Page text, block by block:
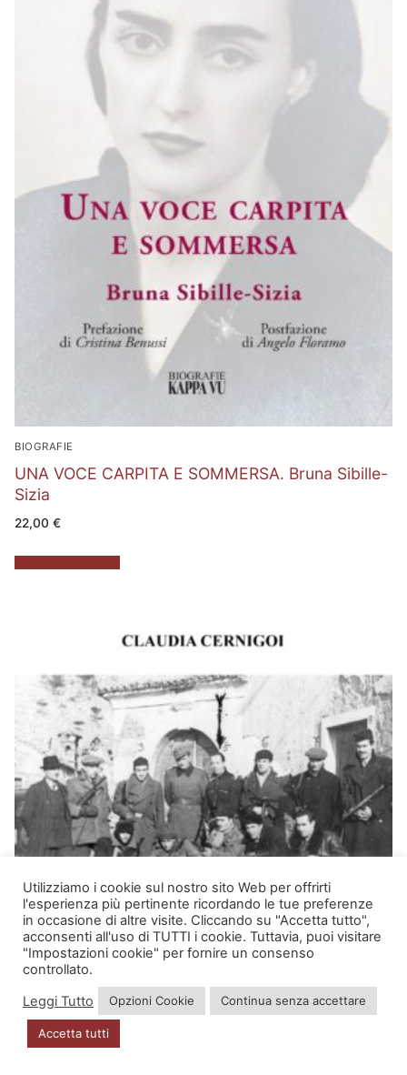
BIOGRAFIE
UNA VOCE CARPITA E SOMMERSA. Bruna Sibille-
Sizia
22,00 €
Utilizziamo i cookie sul nostro sito Web per offrirti
l'esperienza più pertinente ricordando le tue preferenze
in occasione di altre visite. Cliccando su "Accetta tutto",
acconsenti all'uso di TUTTI i cookie. Tuttavia, puoi visitare
"Impostazioni cookie" per fornire un consenso
controllato.
Leggi Tutto
Opzioni Cookie Continua senza accettare
Accetta tutti